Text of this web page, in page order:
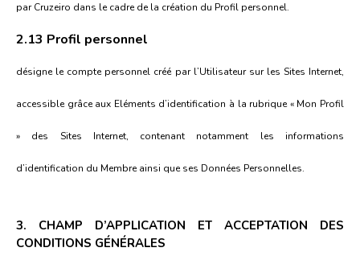
par Cruzeiro dans le cadre de la création du Profil personnel.
2.13 Profil personnel
désigne le compte personnel créé par l’Utilisateur sur les Sites Internet,
accessible grâce aux Eléments d’identification à la rubrique « Mon Profil
» des Sites Internet, contenant notamment les informations
d’identification du Membre ainsi que ses Données Personnelles.
3. CHAMP D’APPLICATION ET ACCEPTATION DES
CONDITIONS GÉNÉRALES